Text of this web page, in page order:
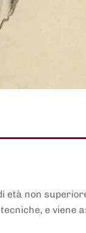
età non
e viene